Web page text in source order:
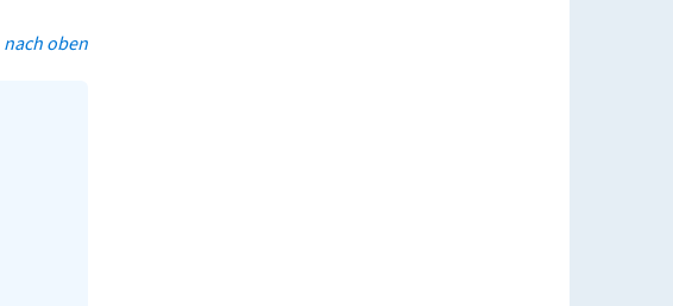
nach oben